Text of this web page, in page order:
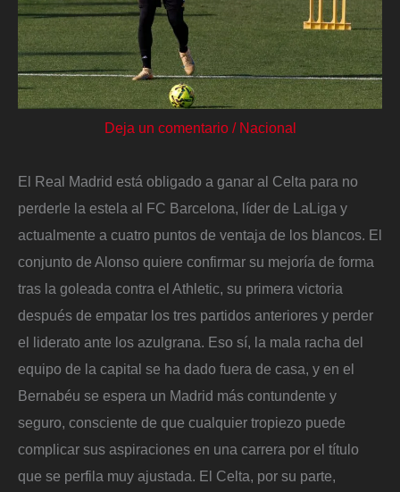
Deja un comentario / Nacional
El Real Madrid está obligado a ganar al Celta para no
perderle la estela al FC Barcelona, líder de LaLiga y
actualmente a cuatro puntos de ventaja de los blancos. El
conjunto de Alonso quiere confirmar su mejoría de forma
tras la goleada contra el Athletic, su primera victoria
después de empatar los tres partidos anteriores y perder
el liderato ante los azulgrana. Eso sí, la mala racha del
equipo de la capital se ha dado fuera de casa, y en el
Bernabéu se espera un Madrid más contundente y
seguro, consciente de que cualquier tropiezo puede
complicar sus aspiraciones en una carrera por el título
que se perfila muy ajustada. El Celta, por su parte,